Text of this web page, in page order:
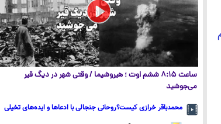
ساعت ۸:۱۵ ششم اوت ؛ هیروشیما / وقتی شهر در دیگ قیر
می‌جوشید
محمدباقر خرازی کیست؟روحانی جنجالی با ادعاها و ایده‌های تخیلی